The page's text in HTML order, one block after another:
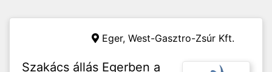
Eger, West-Gasztro-Zsúr Kft.
Szakács állás Egerben a